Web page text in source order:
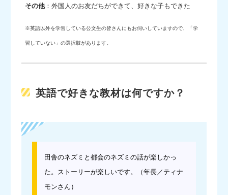
その他：外国人のお友だちができて、好きな子もできた
※英語以外を学習している公文生の皆さんにもお伺いしていますので、「学
習していない」の選択肢があります。
英語で好きな教材は何ですか？
田舎のネズミと都会のネズミの話が楽しかっ
た。ストーリーが楽しいです。（年長／ティナ
モンさん）